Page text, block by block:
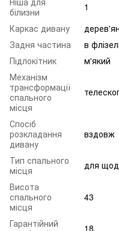
білизни
1
Каркас дивану
Задня частина
в
Підлокітник
м'який
Механізм
трансформації
спального
місця
Спосіб
розкладання
дивану
вздовж
Тип спального
місця
для
Висота
спального
місця
43
Гарантійний
18